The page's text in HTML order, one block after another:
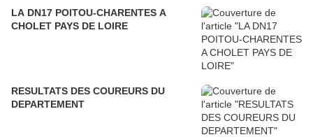
LA DN17 POITOU-CHARENTES A
CHOLET PAYS DE LOIRE
RESULTATS DES COUREURS DU
DEPARTEMENT